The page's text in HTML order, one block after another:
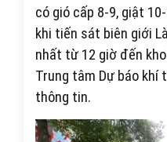
có gió cấp 8-9, giật
khi tiến sát biên giới
nhất từ 12 giờ đến
Trung tâm Dự báo khí
thông tin.